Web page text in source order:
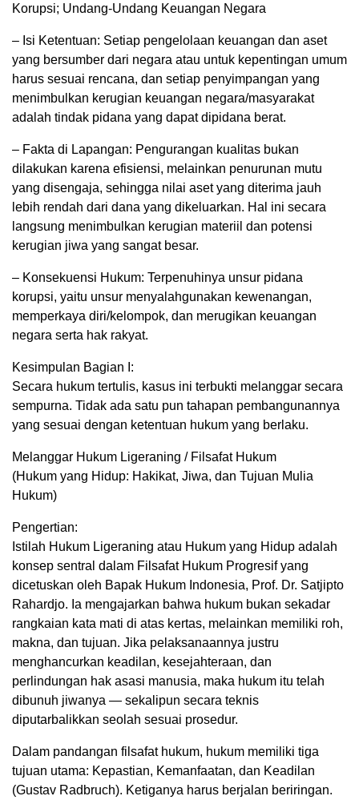
Korupsi; Undang-Undang Keuangan Negara
– Isi Ketentuan: Setiap pengelolaan keuangan dan aset
yang bersumber dari negara atau untuk kepentingan umum
harus sesuai rencana, dan setiap penyimpangan yang
menimbulkan kerugian keuangan negara/masyarakat
adalah tindak pidana yang dapat dipidana berat.
– Fakta di Lapangan: Pengurangan kualitas bukan
dilakukan karena efisiensi, melainkan penurunan mutu
yang disengaja, sehingga nilai aset yang diterima jauh
lebih rendah dari dana yang dikeluarkan. Hal ini secara
langsung menimbulkan kerugian materiil dan potensi
kerugian jiwa yang sangat besar.
– Konsekuensi Hukum: Terpenuhinya unsur pidana
korupsi, yaitu unsur menyalahgunakan kewenangan,
memperkaya diri/kelompok, dan merugikan keuangan
negara serta hak rakyat.
Kesimpulan Bagian I:
Secara hukum tertulis, kasus ini terbukti melanggar secara
sempurna. Tidak ada satu pun tahapan pembangunannya
yang sesuai dengan ketentuan hukum yang berlaku.
Melanggar Hukum Ligeraning / Filsafat Hukum
(Hukum yang Hidup: Hakikat, Jiwa, dan Tujuan Mulia
Hukum)
Pengertian:
Istilah Hukum Ligeraning atau Hukum yang Hidup adalah
konsep sentral dalam Filsafat Hukum Progresif yang
dicetuskan oleh Bapak Hukum Indonesia, Prof. Dr. Satjipto
Rahardjo. Ia mengajarkan bahwa hukum bukan sekadar
rangkaian kata mati di atas kertas, melainkan memiliki roh,
makna, dan tujuan. Jika pelaksanaannya justru
menghancurkan keadilan, kesejahteraan, dan
perlindungan hak asasi manusia, maka hukum itu telah
dibunuh jiwanya — sekalipun secara teknis
diputarbalikkan seolah sesuai prosedur.
Dalam pandangan filsafat hukum, hukum memiliki tiga
tujuan utama: Kepastian, Kemanfaatan, dan Keadilan
(Gustav Radbruch). Ketiganya harus berjalan beriringan.